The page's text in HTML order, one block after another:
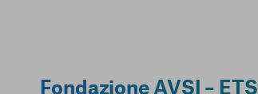
Fondazione AVSI – ETS